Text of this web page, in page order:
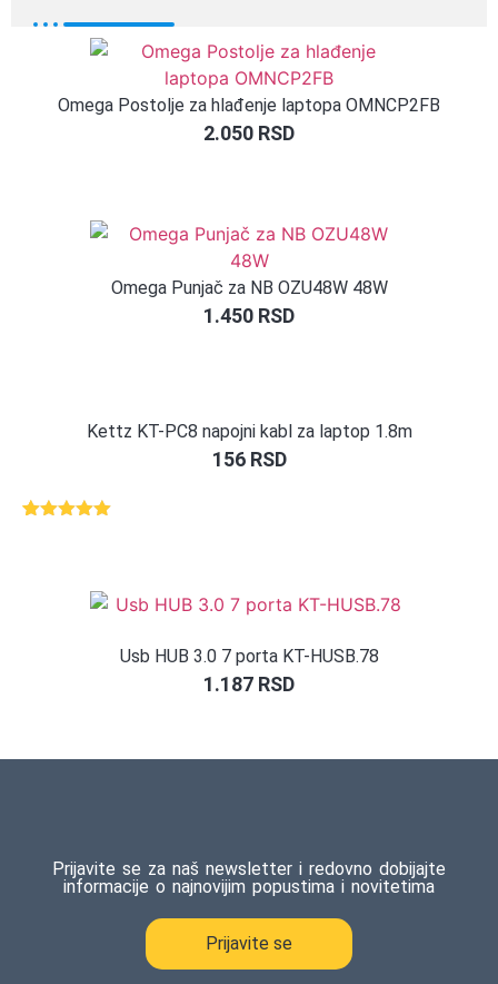
Omega Postolje za hlađenje laptopa OMNCP2FB
2.050 RSD
Omega Punjač za NB OZU48W 48W
1.450 RSD
Kettz KT-PC8 napojni kabl za laptop 1.8m
156 RSD
Usb HUB 3.0 7 porta KT-HUSB.78
1.187 RSD
Prijavite se za naš newsletter i redovno dobijajte
informacije o najnovijim popustima i novitetima
Prijavite se